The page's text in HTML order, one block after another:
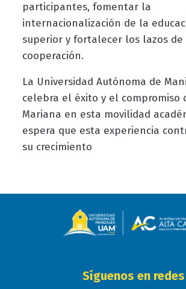
participantes, fomentar la
internacionalización de la
superior y fortalecer los lazos de
cooperación.
La Universidad Autónoma de
celebra el éxito y el compromiso
Mariana en esta movilidad
espera que esta experiencia
su crecimiento
Síguenos en redes